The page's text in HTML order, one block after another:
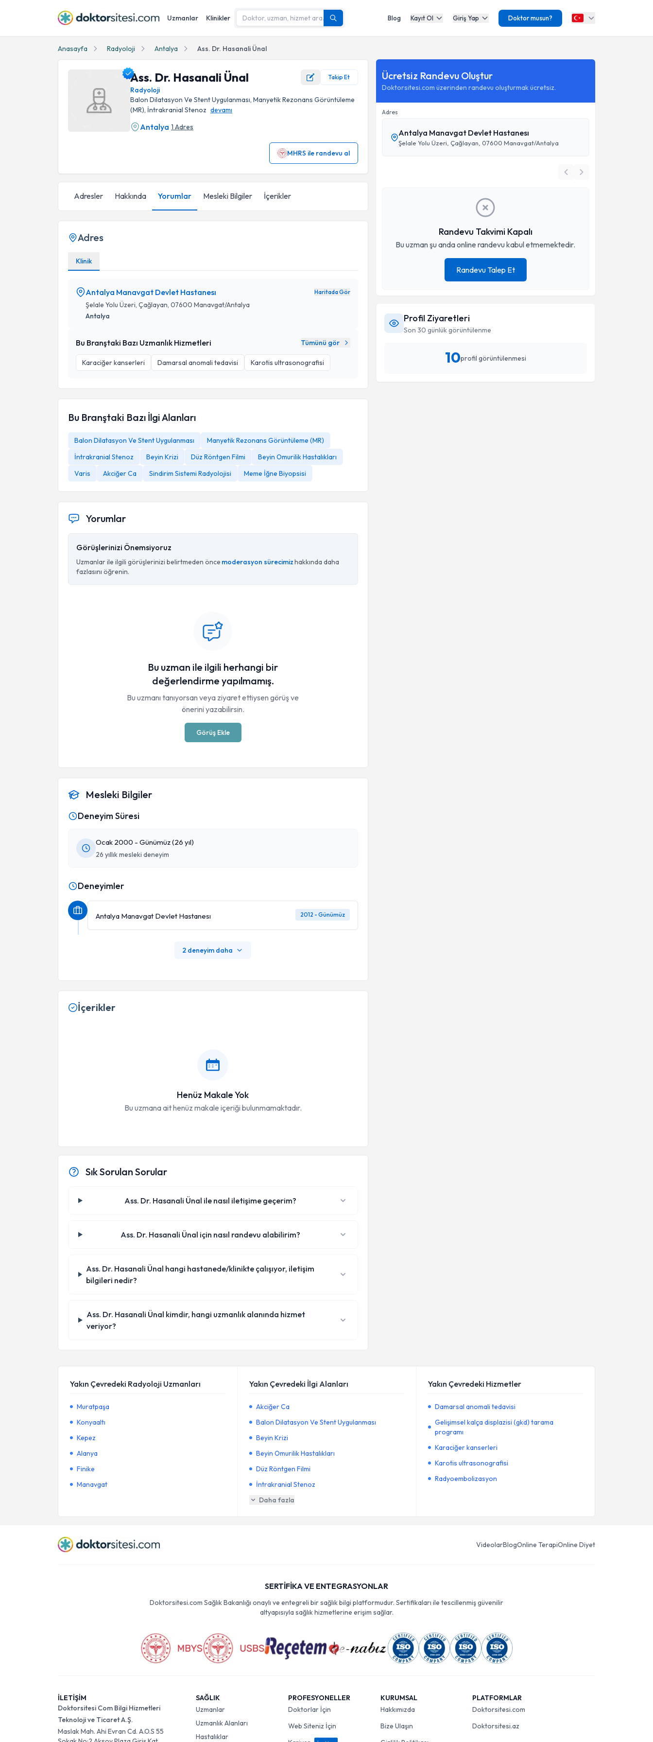
Uzmanlar Klinikler Blog Kayıt Ol Giriş Yap Doktor musun?
Anasayfa Radyoloji Antalya Ass. Dr. Hasanali Ünal
Ass. Dr. Hasanali Ünal Takip Et
Radyoloji
Balon Dilatasyon Ve Stent Uygulanması, Manyetik Rezonans Görüntüleme
(MR), İntrakranial Stenoz devamı
Antalya 1 Adres
MHRS ile randevu al
Adresler Hakkında Yorumlar Mesleki Bilgiler İçerikler
Adres
Klinik
Antalya Manavgat Devlet Hastanesı Haritada Gör
Şelale Yolu Üzeri, Çağlayan, 07600 Manavgat/Antalya
Antalya
Bu Branştaki Bazı Uzmanlık Hizmetleri Tümünü gör
Karaciğer kanserleri Damarsal anomali tedavisi Karotis ultrasonografisi
Bu Branştaki Bazı İlgi Alanları
Balon Dilatasyon Ve Stent Uygulanması
Manyetik Rezonans Görüntüleme (MR)
İntrakranial Stenoz
Beyin Krizi Düz Röntgen Filmi
Beyin Omurilik Hastalıkları
Varis
Akciğer Ca Sindirim Sistemi Radyolojisi Meme İğne Biyopsisi
Yorumlar
Görüşlerinizi Önemsiyoruz
Uzmanlar ile ilgili görüşlerinizi belirtmeden önce moderasyon sürecimizhakkında daha
fazlasını öğrenin.
Bu uzman ile ilgili herhangi bir
değerlendirme yapılmamış.
Bu uzmanı tanıyorsan veya ziyaret ettiysen görüş ve
önerini yazabilirsin.
Görüş Ekle
Mesleki Bilgiler
Deneyim Süresi
Ocak 2000 - Günümüz (26 yıl)
26 yıllık mesleki deneyim
Deneyimler
Antalya Manavgat Devlet Hastanesı 2012 - Günümüz
2 deneyim daha
İçerikler
Henüz Makale Yok
Bu uzmana ait henüz makale içeriği bulunmamaktadır.
Sık Sorulan Sorular
Ass. Dr. Hasanali Ünal ile nasıl iletişime geçerim?
Ass. Dr. Hasanali Ünal için nasıl randevu alabilirim?
Ass. Dr. Hasanali Ünal hangi hastanede/klinikte çalışıyor, iletişim
bilgileri nedir?
Ass. Dr. Hasanali Ünal kimdir, hangi uzmanlık alanında hizmet
veriyor?
Ücretsiz Randevu Oluştur
Doktorsitesi.com üzerinden randevu oluşturmak ücretsiz.
Adres
Antalya Manavgat Devlet Hastanesı
Şelale Yolu Üzeri, Çağlayan, 07600 Manavgat/Antalya
Randevu Takvimi Kapalı
Bu uzman şu anda online randevu kabul etmemektedir.
Randevu Talep Et
Profil Ziyaretleri
Son 30 günlük görüntülenme
10profil görüntülenmesi
Yakın Çevredeki Radyoloji Uzmanları
Muratpaşa
Konyaaltı
Kepez
Alanya
Finike
Manavgat
Yakın Çevredeki İlgi Alanları
Akciğer Ca
Balon Dilatasyon Ve Stent Uygulanması
Beyin Krizi
Beyin Omurilik Hastalıkları
Düz Röntgen Filmi
İntrakranial Stenoz
Daha fazla
Yakın Çevredeki Hizmetler
Damarsal anomali tedavisi
Gelişimsel kalça displazisi (gkd) tarama
programı
Karaciğer kanserleri
Karotis ultrasonografisi
Radyoembolizasyon
VideolarBlogOnline TerapiOnline Diyet
SERTİFİKA VE ENTEGRASYONLAR
Doktorsitesi.com Sağlık Bakanlığı onaylı ve entegreli bir sağlık bilgi platformudur. Sertifikaları ile tescillenmiş güvenilir
altyapısıyla sağlık hizmetlerine erişim sağlar.
İLETİŞİM
Doktorsitesi Com Bilgi Hizmetleri
Teknoloji ve Ticaret A.Ş.
Maslak Mah. Ahi Evran Cd. A.O.S 55
SAĞLIK
Uzmanlar
Uzmanlık Alanları
Hastalıklar
PROFESYONELLER
Doktorlar İçin
Web Siteniz İçin
KURUMSAL
Hakkımızda
Bize Ulaşın
PLATFORMLAR
Doktorsitesi.com
Doktorsitesi.az